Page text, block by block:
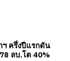
ฯ ครึ่งปีแรกดัน
ลบ.โต 40%